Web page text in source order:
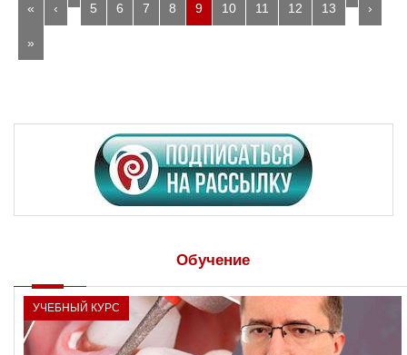
« ‹ 5 6 7 8 9 10 11 12 13 ›
»
Обучение
УЧЕБНЫЙ КУРС